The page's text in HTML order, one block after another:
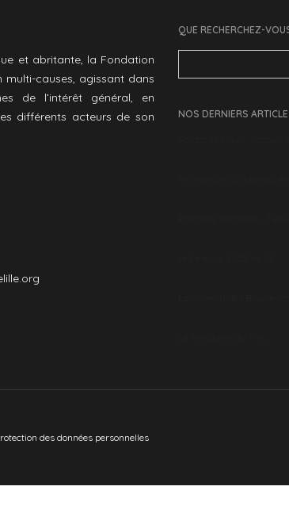
et abritante, la Fondation
multi-causes, agissant dans
de l’intérêt général, en
différents acteurs de son
QUE RECHERCHEZ-
Search
NOS DERNIERS
des données personnelles